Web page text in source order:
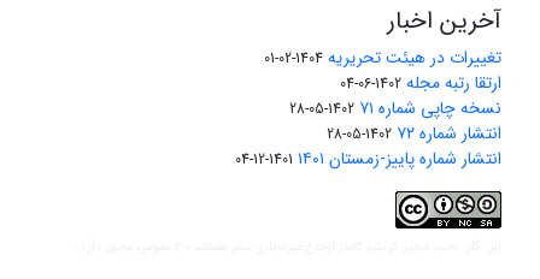
آخرین اخبار
تغییرات در هیئت تحریریه 1404-02-01
ارتقا رتبه مجله 1402-06-04
نسخه چاپی شماره ۷۱ 1402-05-28
انتشار شماره ۷۲ 1402-05-28
انتشار شماره پاییز-زمستان ۱۴۰۱ 1401-12-04